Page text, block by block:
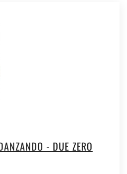
- DUE ZERO